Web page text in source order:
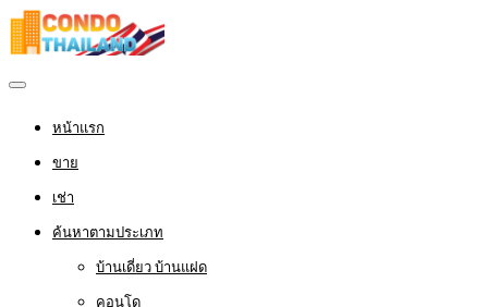
หน้าแรก
ขาย
เช่า
ค้นหาตามประเภท
บ้านเดี่ยว บ้านแฝด
คอนโด